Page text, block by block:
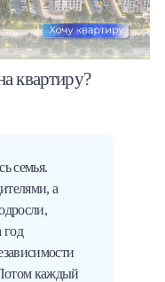
квартиру?
семья.
а
год
каждый